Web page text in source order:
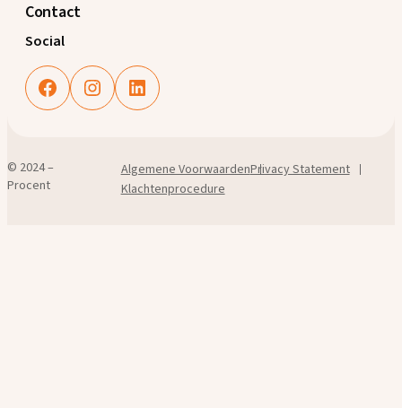
Contact
Social
FacebookInstagramLinkedIn
© 2024 –
Procent
Algemene VoorwaardenPrivacy Statement
Klachtenprocedure